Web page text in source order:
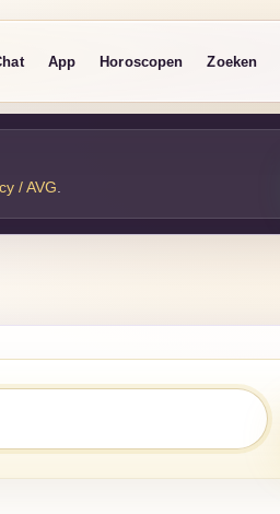
App Horoscopen Zoeken
/ AVG